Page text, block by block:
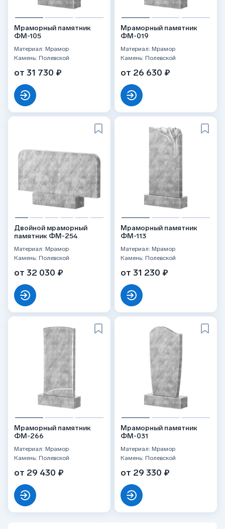
Мраморный памятник
ФМ-105
Материал: Мрамор
Камень: Полевской
от 31 730 ₽
Мраморный памятник
ФМ-019
Материал: Мрамор
Камень: Полевской
от 26 630 ₽
Двойной мраморный
памятник ФМ-254
Материал: Мрамор
Камень: Полевской
от 32 030 ₽
Мраморный памятник
ФМ-113
Материал: Мрамор
Камень: Полевской
от 31 230 ₽
Мраморный памятник
ФМ-266
Материал: Мрамор
Камень: Полевской
от 29 430 ₽
Мраморный памятник
ФМ-031
Материал: Мрамор
Камень: Полевской
от 29 330 ₽